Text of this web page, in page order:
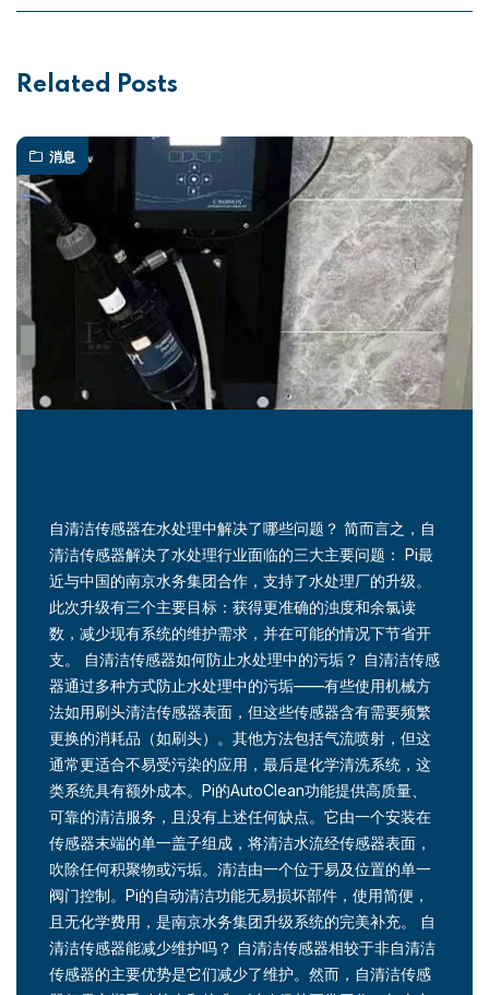
Related Posts
消息
自清洁传感器在水处理中解决了哪些问题？ 简而言之，自
清洁传感器解决了水处理行业面临的三大主要问题： Pi最
近与中国的南京水务集团合作，支持了水处理厂的升级。
此次升级有三个主要目标：获得更准确的浊度和余氯读
数，减少现有系统的维护需求，并在可能的情况下节省开
支。 自清洁传感器如何防止水处理中的污垢？ 自清洁传感
器通过多种方式防止水处理中的污垢——有些使用机械方
法如用刷头清洁传感器表面，但这些传感器含有需要频繁
更换的消耗品（如刷头）。其他方法包括气流喷射，但这
通常更适合不易受污染的应用，最后是化学清洗系统，这
类系统具有额外成本。Pi的AutoClean功能提供高质量、
可靠的清洁服务，且没有上述任何缺点。它由一个安装在
传感器末端的单一盖子组成，将清洁水流经传感器表面，
吹除任何积聚物或污垢。清洁由一个位于易及位置的单一
阀门控制。Pi的自动清洁功能无易损坏部件，使用简便，
且无化学费用，是南京水务集团升级系统的完美补充。 自
清洁传感器能减少维护吗？ 自清洁传感器相较于非自清洁
传感器的主要优势是它们减少了维护。然而，自清洁传感